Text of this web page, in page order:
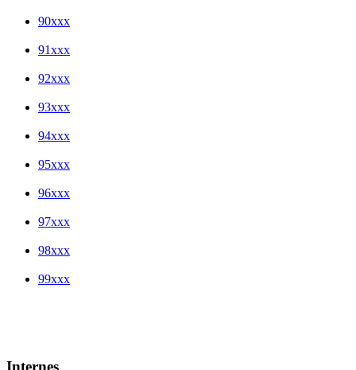
90xxx
91xxx
92xxx
93xxx
94xxx
95xxx
96xxx
97xxx
98xxx
99xxx
Internes